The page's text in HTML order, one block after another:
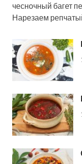
чесночный багет
Нарезаем